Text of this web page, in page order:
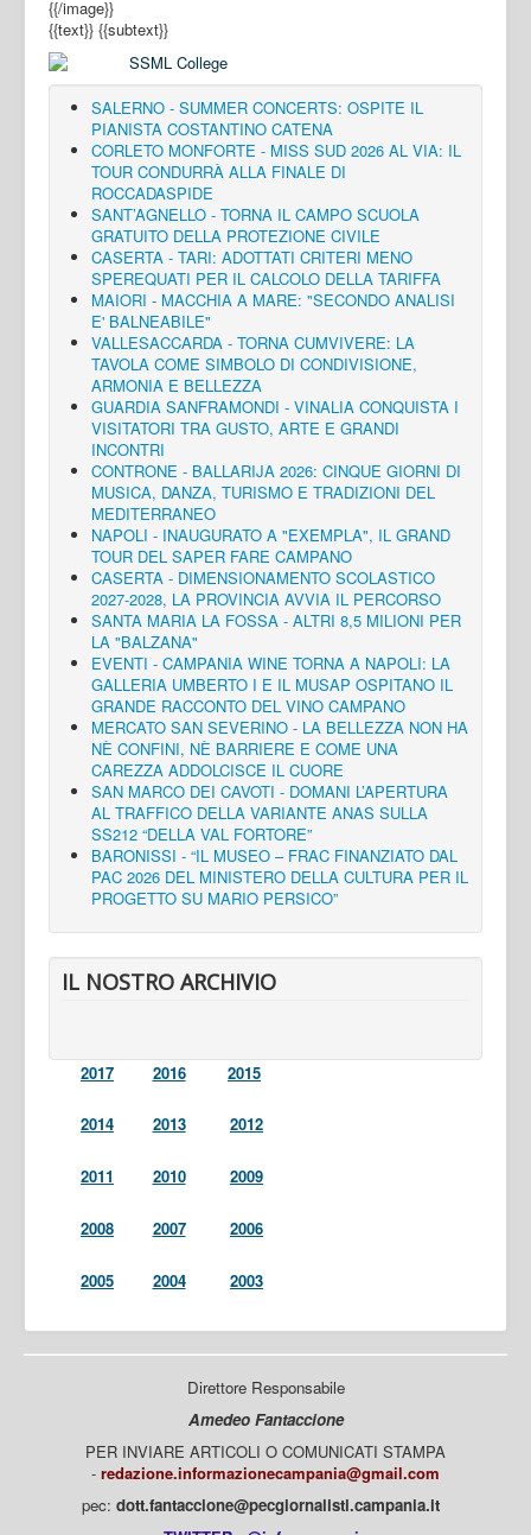
{{/image}}
{{text}} {{subtext}}
SALERNO - SUMMER CONCERTS: OSPITE IL
PIANISTA COSTANTINO CATENA
CORLETO MONFORTE - MISS SUD 2026 AL VIA: IL
TOUR CONDURRÀ ALLA FINALE DI
ROCCADASPIDE
SANT’AGNELLO - TORNA IL CAMPO SCUOLA
GRATUITO DELLA PROTEZIONE CIVILE
CASERTA - TARI: ADOTTATI CRITERI MENO
SPEREQUATI PER IL CALCOLO DELLA TARIFFA
MAIORI - MACCHIA A MARE: "SECONDO ANALISI
E' BALNEABILE"
VALLESACCARDA - TORNA CUMVIVERE: LA
TAVOLA COME SIMBOLO DI CONDIVISIONE,
ARMONIA E BELLEZZA
GUARDIA SANFRAMONDI - VINALIA CONQUISTA I
VISITATORI TRA GUSTO, ARTE E GRANDI
INCONTRI
CONTRONE - BALLARIJA 2026: CINQUE GIORNI DI
MUSICA, DANZA, TURISMO E TRADIZIONI DEL
MEDITERRANEO
NAPOLI - INAUGURATO A "EXEMPLA", IL GRAND
TOUR DEL SAPER FARE CAMPANO
CASERTA - DIMENSIONAMENTO SCOLASTICO
2027-2028, LA PROVINCIA AVVIA IL PERCORSO
SANTA MARIA LA FOSSA - ALTRI 8,5 MILIONI PER
LA "BALZANA"
EVENTI - CAMPANIA WINE TORNA A NAPOLI: LA
GALLERIA UMBERTO I E IL MUSAP OSPITANO IL
GRANDE RACCONTO DEL VINO CAMPANO
MERCATO SAN SEVERINO - LA BELLEZZA NON HA
NÈ CONFINI, NÈ BARRIERE E COME UNA
CAREZZA ADDOLCISCE IL CUORE
SAN MARCO DEI CAVOTI - DOMANI L’APERTURA
AL TRAFFICO DELLA VARIANTE ANAS SULLA
SS212 “DELLA VAL FORTORE”
BARONISSI - “IL MUSEO – FRAC FINANZIATO DAL
PAC 2026 DEL MINISTERO DELLA CULTURA PER IL
PROGETTO SU MARIO PERSICO”
IL NOSTRO ARCHIVIO
2017 2016 2015
2014 2013 2012
2011 2010 2009
2008 2007 2006
2005 2004 2003
Direttore Responsabile
Amedeo Fantaccione
PER INVIARE ARTICOLI O COMUNICATI STAMPA
- redazione.informazionecampania@gmail.com
pec: dott.fantaccione@pecgiornalisti.campania.it